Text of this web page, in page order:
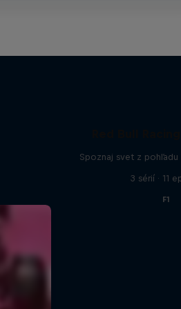
Spoznaj svet z pohľadu
3 sérií · 11
F1